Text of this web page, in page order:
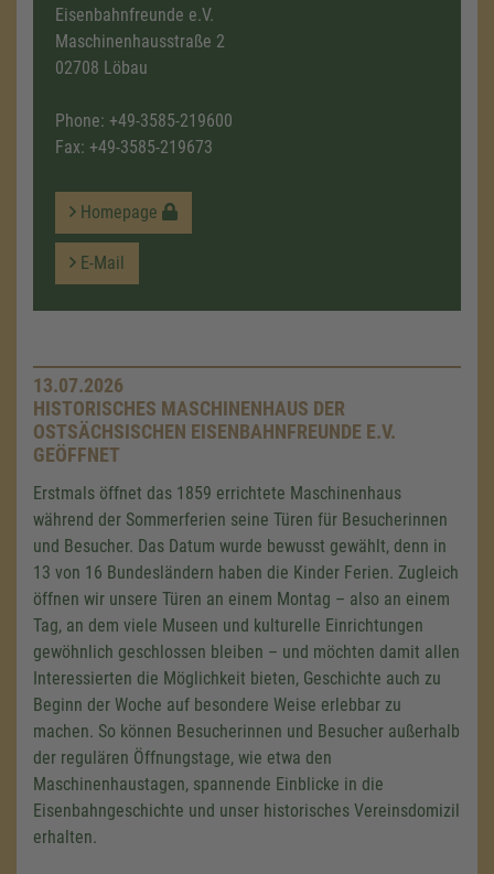
Eisenbahnfreunde e.V.
Maschinenhausstraße 2
02708 Löbau
Phone: +49-3585-219600
Fax: +49-3585-219673
Homepage
E-Mail
13.07.2026
HISTORISCHES MASCHINENHAUS DER
OSTSÄCHSISCHEN EISENBAHNFREUNDE E.V.
GEÖFFNET
Erstmals öffnet das 1859 errichtete Maschinenhaus
während der Sommerferien seine Türen für Besucherinnen
und Besucher. Das Datum wurde bewusst gewählt, denn in
13 von 16 Bundesländern haben die Kinder Ferien. Zugleich
öffnen wir unsere Türen an einem Montag – also an einem
Tag, an dem viele Museen und kulturelle Einrichtungen
gewöhnlich geschlossen bleiben – und möchten damit allen
Interessierten die Möglichkeit bieten, Geschichte auch zu
Beginn der Woche auf besondere Weise erlebbar zu
machen. So können Besucherinnen und Besucher außerhalb
der regulären Öffnungstage, wie etwa den
Maschinenhaustagen, spannende Einblicke in die
Eisenbahngeschichte und unser historisches Vereinsdomizil
erhalten.